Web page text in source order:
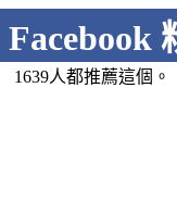
Facebook
1639人都推薦這個。